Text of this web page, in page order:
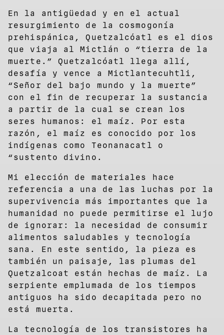
En la antigüedad y en el actual
resurgimiento de la cosmogonía
prehispánica, Quetzalcóatl es el dios
que viaja al Mictlán o “tierra de la
muerte.” Quetzalcóatl llega allí,
desafía y vence a Mictlantecuhtli,
“Señor del bajo mundo y la muerte”
con el fin de recuperar la sustancia
a partir de la cual se crean los
seres humanos: el maíz. Por esta
razón, el maíz es conocido por los
indígenas como Teonanacatl o
“sustento divino.
Mi elección de materiales hace
referencia a una de las luchas por la
supervivencia más importantes que la
humanidad no puede permitirse el lujo
de ignorar: la necesidad de consumir
alimentos saludables y tecnología
sana. En este sentido, la pieza es
también un paisaje, las plumas del
Quetzalcoat están hechas de maíz. La
serpiente emplumada de los tiempos
antiguos ha sido decapitada pero no
está muerta.
La tecnología de los transistores ha